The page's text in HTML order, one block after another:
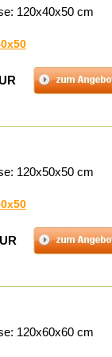
120x40x50 cm
120x50x50 cm
120x60x60 cm